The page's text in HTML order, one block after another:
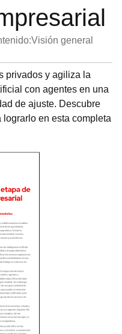
general
privados y agiliza la
con agentes en una
de ajuste. Descubre
lograrlo en esta completa